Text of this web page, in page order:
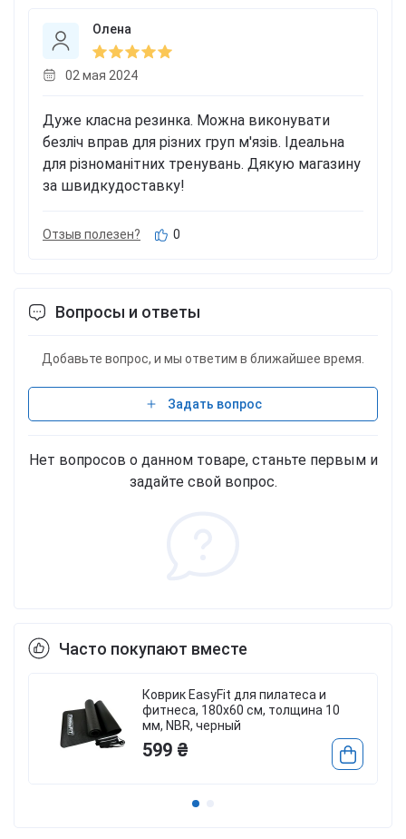
Олена
02 мая 2024
Дуже класна резинка. Можна виконувати
безліч вправ для різних груп м'язів. Ідеальна
для різноманітних тренувань. Дякую магазину
за швидкудоставку!
Отзыв полезен? 0
Вопросы и ответы
Добавьте вопрос, и мы ответим в ближайшее время.
Задать вопрос
Нет вопросов о данном товаре, станьте первым и
задайте свой вопрос.
Часто покупают вместе
Коврик EasyFit для пилатеса и
фитнеса, 180x60 см, толщина 10
мм, NBR, черный
599 ₴